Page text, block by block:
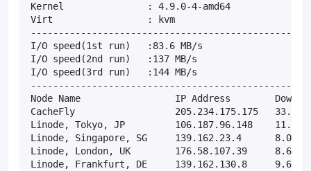
Kernel               : 4.9.0-4-amd64
Virt                 : kvm
I/O speed(1st run)   :83.6 MB/s
I/O speed(2nd run)   :137 MB/s
I/O speed(3rd run)   :144 MB/s
Node Name                 IP Address
CacheFly                  205.234.175.175
Linode, Tokyo, JP         106.187.96.148
Linode, Singapore, SG     139.162.23.4
Linode, London, UK        176.58.107.39
Linode, Frankfurt, DE     139.162.130.8